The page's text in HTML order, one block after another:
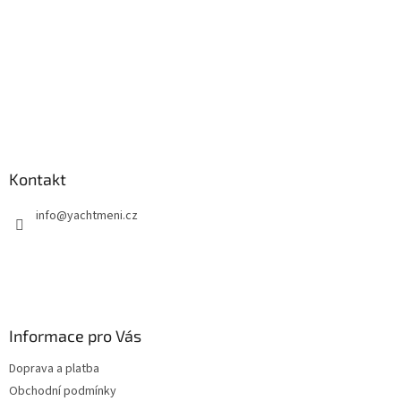
Kontakt
info@yachtmeni.cz
Informace pro Vás
Doprava a platba
Obchodní podmínky